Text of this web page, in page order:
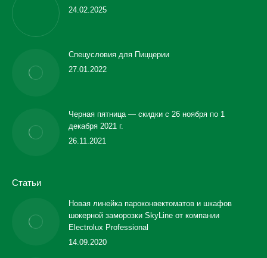
24.02.2025
Спецусловия для Пиццерии
27.01.2022
Черная пятница — скидки с 26 ноября по 1
декабря 2021 г.
26.11.2021
Статьи
Новая линейка пароконвектоматов и шкафов
шокерной заморозки SkyLine от компании
Electrolux Professional
14.09.2020